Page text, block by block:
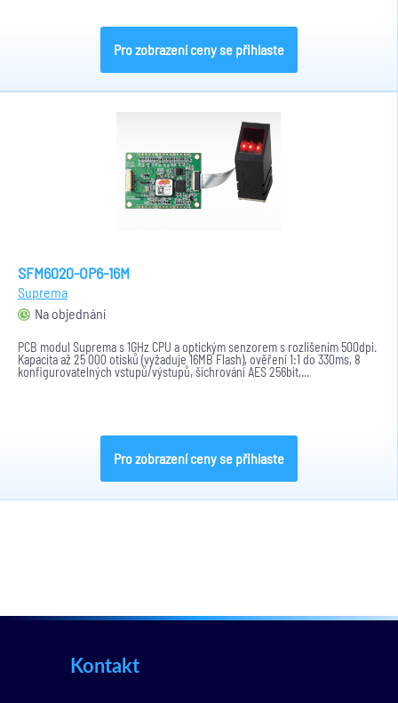
Pro zobrazení ceny se přihlaste
SFM6020-OP6-16M
Suprema
Na objednání
PCB modul Suprema s 1GHz CPU a optickým senzorem s rozlišením 500dpi.
Kapacita až 25 000 otisků (vyžaduje 16MB Flash), ověření 1:1 do 330ms, 8
konfigurovatelných vstupů/výstupů, šichrování AES 256bit,...
Pro zobrazení ceny se přihlaste
Kontakt